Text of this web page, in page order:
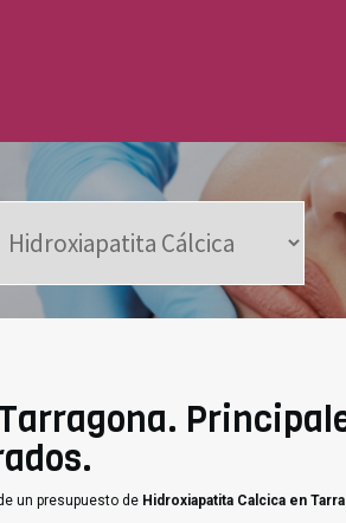
un presupuesto de Hidroxiapatita Calcica en